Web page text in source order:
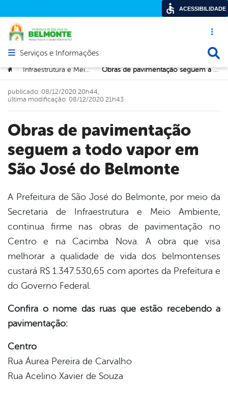
Acesso
Abrir menu principal de navegação
Serviços e Informações
Você está aqui:
> Infraestrutura e Meio Ambiente > Obras de pavimentação seguem a todo vapor em São José do Belmonte
Obras de pavimentação
seguem a todo vapor em
São José do Belmonte
publicado: 08/12/2020 20h44,
última modificação: 08/12/2020 21h43
A Prefeitura de São José do Belmonte, por meio da
Secretaria de Infraestrutura e Meio Ambiente,
continua firme nas obras de pavimentação no
Centro e na Cacimba Nova. A obra que visa
melhorar a qualidade de vida dos belmontenses
custará R$ 1.347.530,65 com aportes da Prefeitura e
do Governo Federal.
Confira o nome das ruas que estão recebendo a
pavimentação:
Centro
Rua Áurea Pereira de Carvalho
Rua Acelino Xavier de Souza
ACESSIBILIDADE